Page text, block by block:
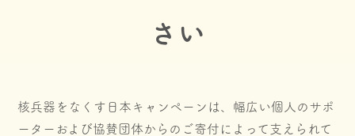
さい
核兵器をなくす日本キャンペーンは、幅広い個人のサポ
ーターおよび協賛団体からのご寄付によって支えられて